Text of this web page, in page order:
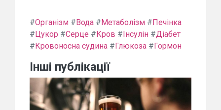
#Організм #Вода #Метаболізм #Печінка
#Цукор #Серце #Кров #Інсулін #Діабет
#Кровоносна судина #Глюкоза #Гормон
Інші публікації